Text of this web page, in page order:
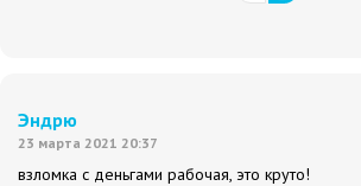
Эндрю
23 марта 2021 20:37
взломка с деньгами рабочая, это круто!